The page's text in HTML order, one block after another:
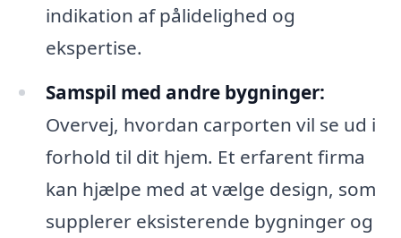
indikation af pålidelighed og
ekspertise.
Samspil med andre bygninger:
Overvej, hvordan carporten vil se ud i
forhold til dit hjem. Et erfarent firma
kan hjælpe med at vælge design, som
supplerer eksisterende bygninger og